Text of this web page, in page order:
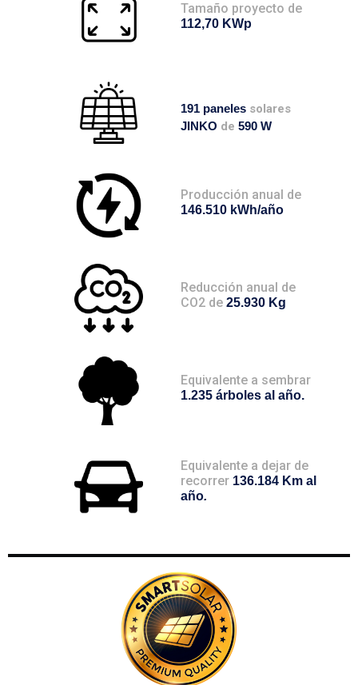
Tamaño proyecto de
112,70 KWp
191 paneles solares
JINKO de 590 W
Producción anual de
146.510 kWh/año
Reducción anual de
CO2 de 25.930 Kg
Equivalente a sembrar
1.235 árboles al año.
Equivalente a dejar de
recorrer 136.184 Km al
año.